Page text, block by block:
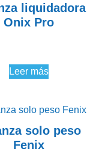
liquidadora
Onix Pro
Leer más
solo peso
Fenix